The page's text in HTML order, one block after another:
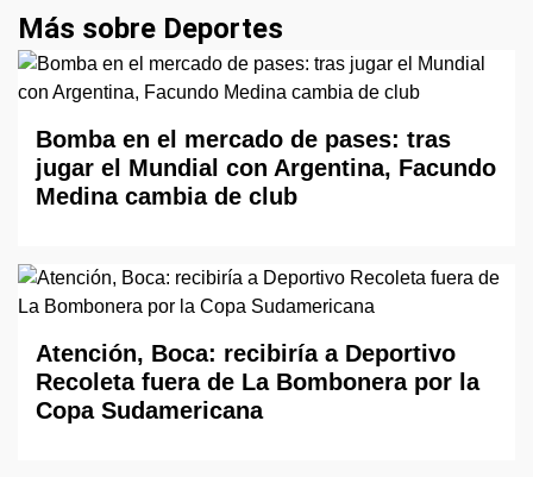
Más sobre Deportes
Bomba en el mercado de pases: tras
jugar el Mundial con Argentina, Facundo
Medina cambia de club
Atención, Boca: recibiría a Deportivo
Recoleta fuera de La Bombonera por la
Copa Sudamericana